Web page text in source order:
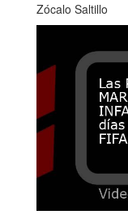
Zócalo Saltillo